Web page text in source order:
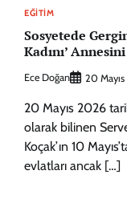
EĞITIM
Sosyetede
Kadını’
Ece Doğan 20
20 Mayıs 2026
olarak bilinen
Koçak’ın 10
evlatları ancak […]